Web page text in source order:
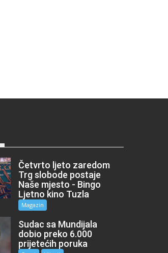
Četvrto ljeto zaredom
Trg slobode postaje
Naše mjesto - Bingo
Ljetno kino Tuzla
Magazin
Sudac sa Mundijala
dobio preko 6.000
prijetećih poruka